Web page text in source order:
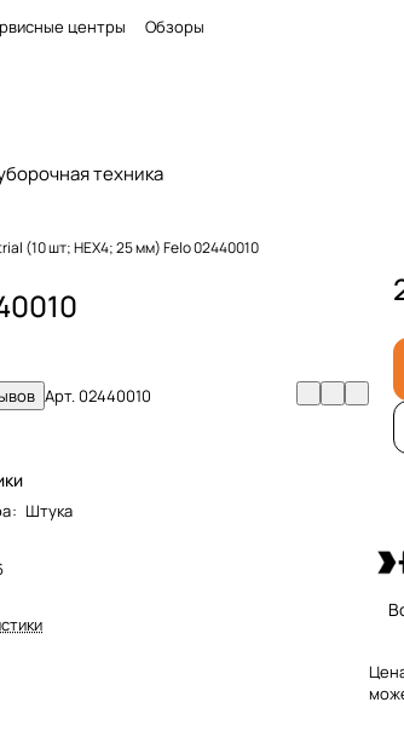
центры Обзоры
техника
(10 шт; HEX4; 25 мм) Felo 02440010
Арт.02440010
: Штука